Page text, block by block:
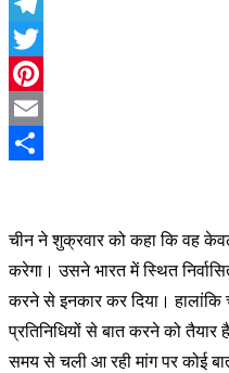
WhatsApp
Telegram
Twitter
Pinterest
Email
चीन ने शुक्रवार को कहा कि वह
करेगा। उसने भारत में स्थित
करने से इनकार कर दिया। हालांकि
प्रतिनिधियों से बात करने को तैयार
समय से चली आ रही मांग पर कोई